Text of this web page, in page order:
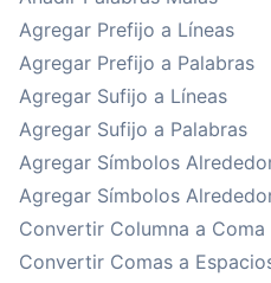
Agregar Prefijo a Líneas
Agregar Prefijo a Palabras
Agregar Sufijo a Líneas
Agregar Sufijo a Palabras
Agregar Símbolos
Agregar Símbolos
Convertir Columna a Coma
Convertir Comas a